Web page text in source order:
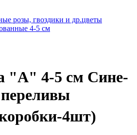
розы, гвоздики и др.цветы
4-5 см
"А" 4-5 см Сине-
4шт)